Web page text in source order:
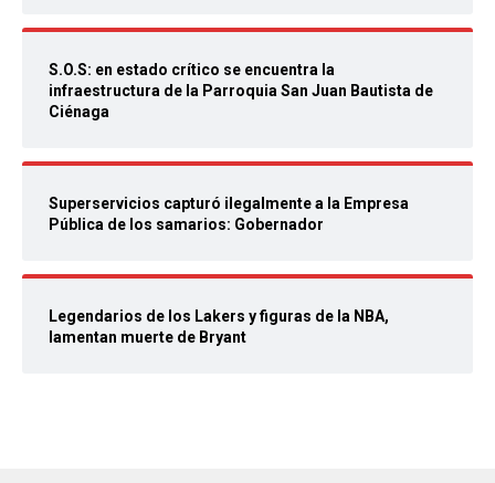
S.O.S: en estado crítico se encuentra la
infraestructura de la Parroquia San Juan Bautista de
Ciénaga
Superservicios capturó ilegalmente a la Empresa
Pública de los samarios: Gobernador
Legendarios de los Lakers y figuras de la NBA,
lamentan muerte de Bryant